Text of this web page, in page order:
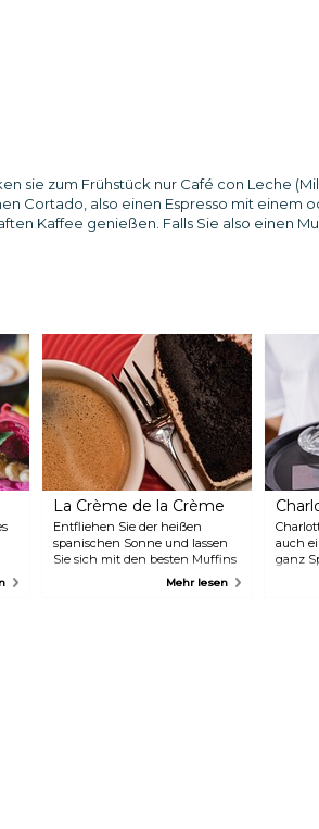
sie zum Frühstück nur Café con Leche
Cortado, also einen Espresso mit einem
Kaffee genießen. Falls Sie also einen
La Crème de la Crème
Entfliehen Sie der heißen
spanischen Sonne und lassen
Sie sich mit den besten Muffins
verwöhnen, die Sie in Sevilla
finden können, oder wählen Sie
Mehr lesen
auch
ganz
alles